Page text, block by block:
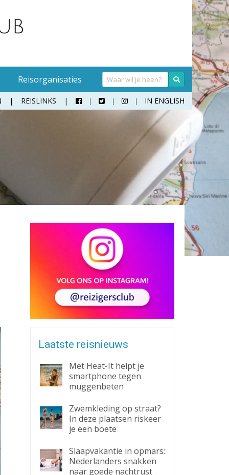
Koffer
Moneybelt
Verrekijker
Wandelschoenen
Reisorganisaties
REISLINKS    IN ENGLISH
Laatste reisnieuws
Met Heat-It helpt je
smartphone tegen
muggenbeten
Zwemkleding op straat?
In deze plaatsen riskeer
je een boete
Slaapvakantie in opmars:
Nederlanders snakken
naar goede nachtrust